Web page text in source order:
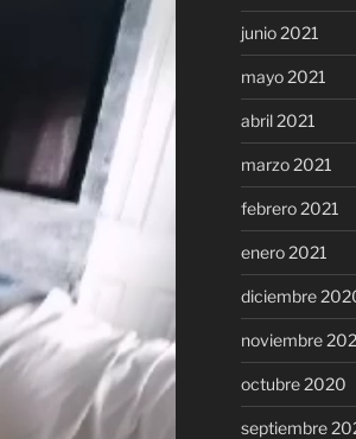
junio 2021
mayo 2021
abril 2021
marzo 2021
febrero 2021
enero 2021
diciembre
noviembre
octubre 2020
septiembre